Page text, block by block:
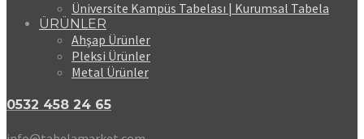
Üniversite Kampüs Tabelası | Kurumsal Tabela
ÜRÜNLER
Ahşap Ürünler
Pleksi Ürünler
Metal Ürünler
0532 458 24 65